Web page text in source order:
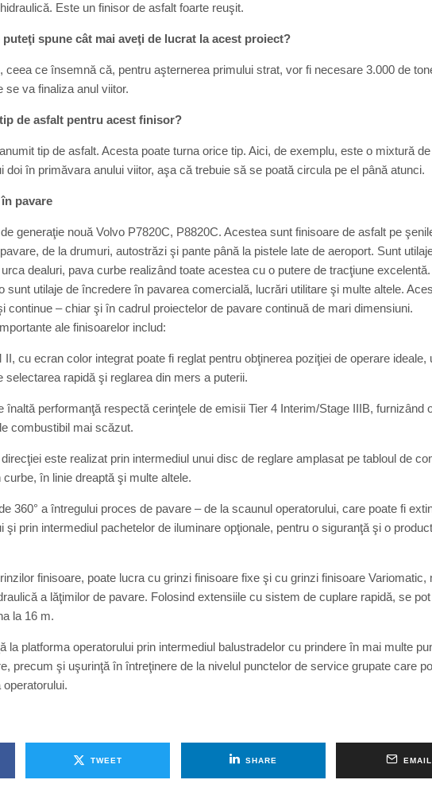
Este un finisor de asfalt foarte reuşit.
spune cât mai aveţi de lucrat la acest proiect?
ceea ce însemnă că, pentru aşternerea primului strat, vor fi necesare 3.000 de
se va finaliza anul viitor.
de asfalt pentru acest finisor?
tip de asfalt. Acesta poate turna orice tip. Aici, de exemplu, este o mixtură
doi în primăvara anului viitor, aşa că trebuie să se poată circula pe el până atunci.
pavare
generaţie nouă Volvo P7820C, P8820C. Acestea sunt finisoare de asfalt pe
de la drumuri, autostrăzi şi pante până la pistele late de aeroport. Sunt
dealuri, pava curbe realizând toate acestea cu o putere de tracţiune excelentă.
sunt utilaje de încredere în pavarea comercială, lucrări utilitare şi multe altele.
continue – chiar şi în cadrul proiectelor de pavare continuă de mari dimensiuni.
ale finisoarelor includ:
II, cu ecran color integrat poate fi reglat pentru obţinerea poziţiei de operare ideale,
selectarea rapidă şi reglarea din mers a puterii.
înaltă performanţă respectă cerinţele de emisii Tier 4 Interim/Stage IIIB, furnizând
combustibil mai scăzut.
este realizat prin intermediul unui disc de reglare amplasat pe tabloul de
în linie dreaptă şi multe altele.
360° a întregului proces de pavare – de la scaunul operatorului, care poate fi
şi prin intermediul pachetelor de iluminare opţionale, pentru o siguranţă şi o
finisoare, poate lucra cu grinzi finisoare fixe şi cu grinzi finisoare Variomatic,
a lăţimilor de pavare. Folosind extensiile cu sistem de cuplare rapidă, se
la 16 m.
la platforma operatorului prin intermediul balustradelor cu prindere în mai multe
precum şi uşurinţă în întreţinere de la nivelul punctelor de service grupate care
TWEET SHARE EMAIL